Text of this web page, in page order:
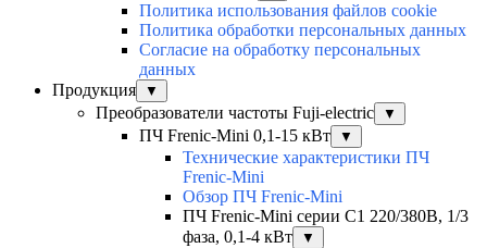
Политика использования файлов cookie
Политика обработки персональных данных
Согласие на обработку персональных
данных
Продукция
▼
Преобразователи частоты Fuji-electric ▼
ПЧ Frenic-Mini 0,1-15 кВт ▼
Технические характеристики ПЧ
Frenic-Mini
Обзор ПЧ Frenic-Mini
ПЧ Frenic-Mini серии C1 220/380В, 1/3
фаза, 0,1-4 кВт
▼